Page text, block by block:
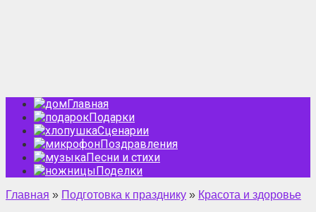
Главная
Подарки
Сценарии
Поздравления
Песни и стихи
Поделки
Главная » Подготовка к празднику » Красота и здоровье